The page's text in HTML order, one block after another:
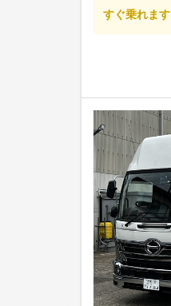
すぐ乗れます